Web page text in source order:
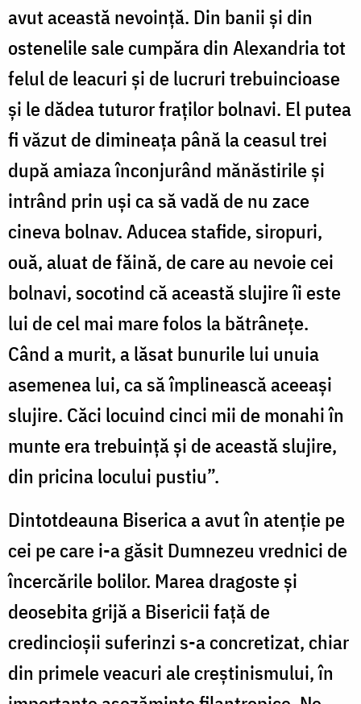
avut această nevoință. Din banii și din
ostenelile sale cumpăra din Alexandria tot
felul de leacuri și de lucruri trebuincioase
și le dădea tuturor fraților bolnavi. El putea
fi văzut de dimineața până la ceasul trei
după amiaza înconjurând mănăstirile și
intrând prin uși ca să vadă de nu zace
cineva bolnav. Aducea stafide, siropuri,
ouă, aluat de făină, de care au nevoie cei
bolnavi, socotind că această slujire îi este
lui de cel mai mare folos la bătrânețe.
Când a murit, a lăsat bunurile lui unuia
asemenea lui, ca să împlinească aceeași
slujire. Căci locuind cinci mii de monahi în
munte era trebuință și de această slujire,
din pricina locului pustiu”.
Dintotdeauna Biserica a avut în atenție pe
cei pe care i-a găsit Dumnezeu vrednici de
încercările bolilor. Marea dragoste și
deosebita grijă a Bisericii faţă de
credincioșii suferinzi s-a concretizat, chiar
din primele veacuri ale creștinismului, în